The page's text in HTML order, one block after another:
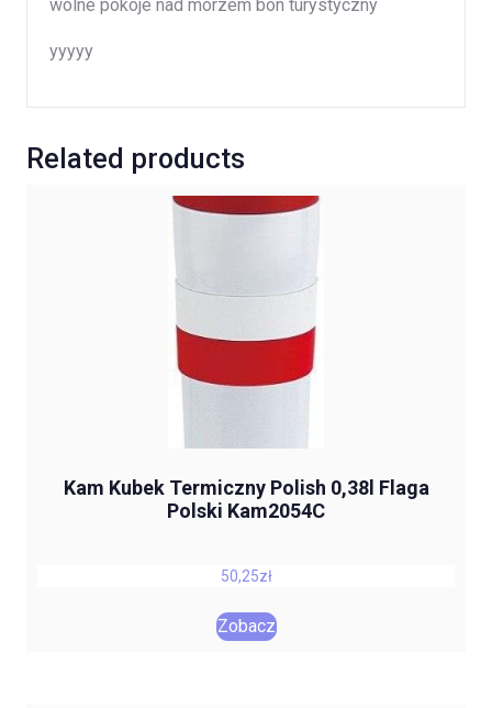
wolne pokoje nad morzem bon turystyczny
yyyyy
Related products
Kam Kubek Termiczny Polish 0,38l Flaga
Polski Kam2054C
50,25zł
Zobacz